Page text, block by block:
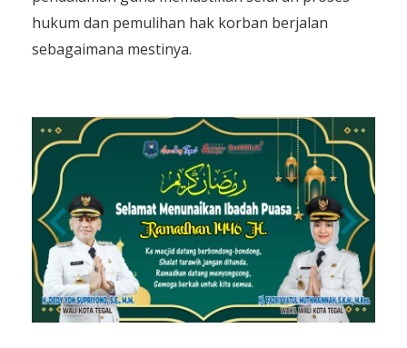
hukum dan pemulihan hak korban berjalan
sebagaimana mestinya.